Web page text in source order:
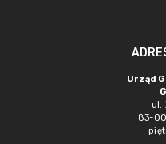
Urząd
ul.
83-